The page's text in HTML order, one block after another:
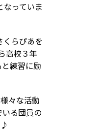
っていま
くらぴあを
高校３年
練習に励
々な活動
る団員の
♪